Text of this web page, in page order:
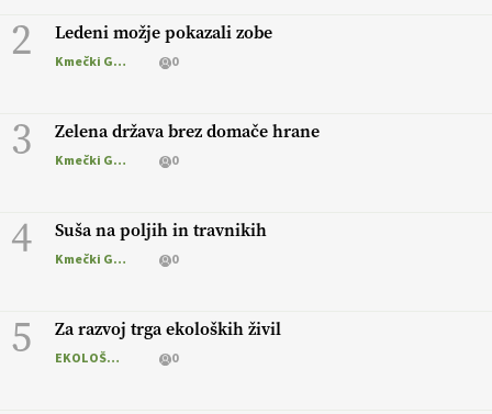
2 Ledeni možje pokazali zobe
Kmečki Glas 0
3 Zelena država brez domače hrane
Kmečki Glas 0
4 Suša na poljih in travnikih
Kmečki Glas 0
5 Za razvoj trga ekoloških živil
EKOLOŠKO LOGIČNO 0